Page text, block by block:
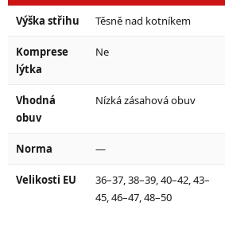
Výška střihu Těsně nad kotníkem
Komprese
lýtka
Ne
Vhodná
obuv
Nízká zásahová obuv
Norma —
Velikosti EU
36–37, 38–39, 40–42, 43–
45, 46–47, 48–50